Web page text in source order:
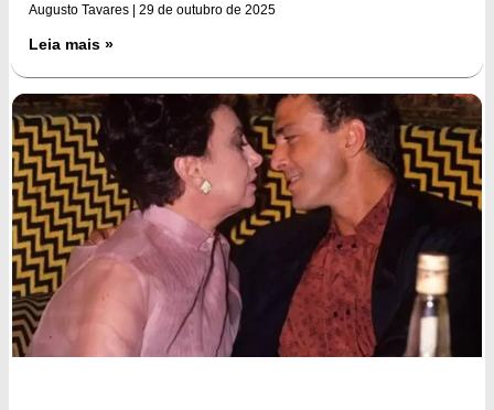
Augusto Tavares 29 de outubro de 2025
Leia mais »